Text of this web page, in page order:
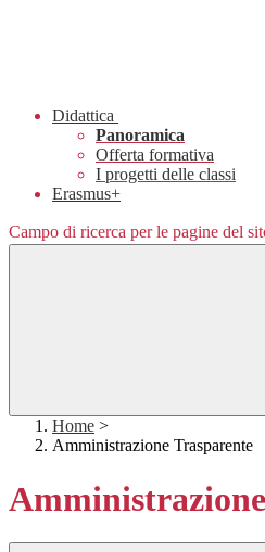
Didattica
Panoramica
Offerta formativa
I progetti delle classi
Erasmus+
Campo di ricerca per le pagine del
Home >
Amministrazione Trasparente